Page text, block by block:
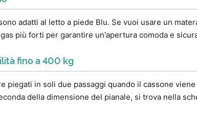
adatti al letto a piede Blu. Se vuoi usare un
più forti per garantire un'apertura comoda e
fino a 400 kg
piegati in soli due passaggi quando il cassone
della dimensione del pianale, si trova nella